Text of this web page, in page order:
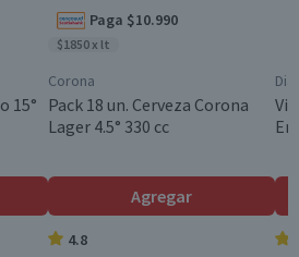
caducidad
15°
Paga $10.990
$1850 x lt
Corona
Pack 18 un. Cerveza Corona
Lager 4.5° 330 cc
Agregar
4.8